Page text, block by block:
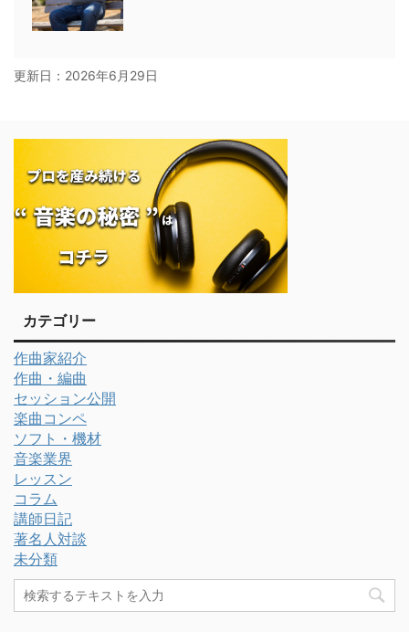
更新日： 2026年6月29日
カテゴリー
作曲家紹介
作曲・編曲
セッション公開
楽曲コンペ
ソフト・機材
音楽業界
レッスン
コラム
講師日記
著名人対談
未分類